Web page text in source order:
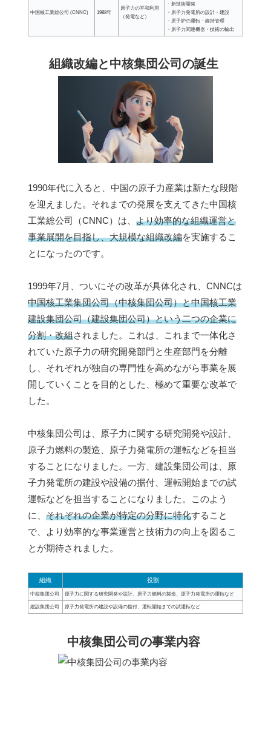
中国核工業総公司 (CNNC) 1988年
原子力の平和利用
（発電など）
・新技術開発
・原子力発電所の設計・建設
・原子炉の運転・維持管理
・原子力関連機器・技術の輸出
組織改編と中核集団公司の誕生
1990年代に入ると、中国の原子力産業は新たな段階
を迎えました。それまでの発展を支えてきた中国核
工業総公司（CNNC）は、 より効率的な組織運営と
事業展開を目指し、大規模な組織改編を実施するこ
とになったのです。
1999年7月、ついにその改革が具体化され、CNNCは
中国核工業集団公司（中核集団公司）と中国核工業
建設集団公司（建設集団公司）という二つの企業に
分割・改組されました。これは、これまで一体化さ
れていた原子力の研究開発部門と生産部門を分離
し、それぞれが独自の専門性を高めながら事業を展
開していくことを目的とした、極めて重要な改革で
した。
中核集団公司は、原子力に関する研究開発や設計、
原子力燃料の製造、原子力発電所の運転などを担当
することになりました。一方、建設集団公司は、原
子力発電所の建設や設備の据付、運転開始までの試
運転などを担当することになりました。このよう
に、 それぞれの企業が特定の分野に特化すること
で、より効率的な事業運営と技術力の向上を図るこ
とが期待されました。
組織 役割
中核集団公司 原子力に関する研究開発や設計、原子力燃料の製造、原子力発電所の運転など
建設集団公司 原子力発電所の建設や設備の据付、運転開始までの試運転など
中核集団公司の事業内容